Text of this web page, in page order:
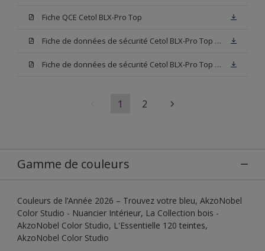
Fiche QCE Cetol BLX-Pro Top
Fiche de données de sécurité Cetol BLX-Pro Top 003
Fiche de données de sécurité Cetol BLX-Pro Top Base TU
1 2
Gamme de couleurs
Couleurs de l’Année 2026 – Trouvez votre bleu, AkzoNobel
Color Studio - Nuancier Intérieur, La Collection bois -
AkzoNobel Color Studio, L'Essentielle 120 teintes,
AkzoNobel Color Studio